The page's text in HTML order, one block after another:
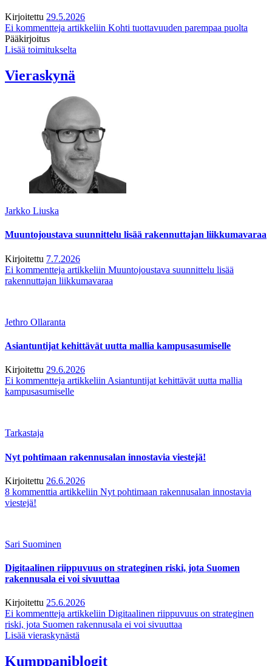
Kirjoitettu 29.5.2026
Ei kommentteja artikkeliin Kohti tuottavuuden parempaa puolta
Pääkirjoitus
Lisää toimitukselta
Vieraskynä
Jarkko Liuska
Muuntojoustava suunnittelu lisää rakennuttajan liikkumavaraa
Kirjoitettu 7.7.2026
Ei kommentteja artikkeliin Muuntojoustava suunnittelu lisää
rakennuttajan liikkumavaraa
Jethro Ollaranta
Asiantuntijat kehittävät uutta mallia kampusasumiselle
Kirjoitettu 29.6.2026
Ei kommentteja artikkeliin Asiantuntijat kehittävät uutta mallia
kampusasumiselle
Tarkastaja
Nyt pohtimaan rakennusalan innostavia viestejä!
Kirjoitettu 26.6.2026
8 kommenttia artikkeliin Nyt pohtimaan rakennusalan innostavia
viestejä!
Sari Suominen
Digitaalinen riippuvuus on strateginen riski, jota Suomen
rakennusala ei voi sivuuttaa
Kirjoitettu 25.6.2026
Ei kommentteja artikkeliin Digitaalinen riippuvuus on strateginen
riski, jota Suomen rakennusala ei voi sivuuttaa
Lisää vieraskynästä
Kumppaniblogit